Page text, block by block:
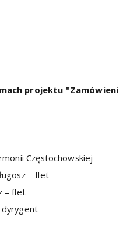
projektu
Częstochowskiej
– flet
– flet
dyrygent